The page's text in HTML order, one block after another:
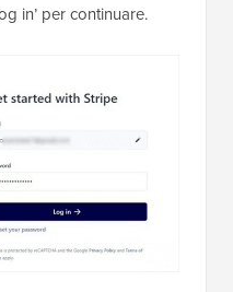
in’ per continuare.